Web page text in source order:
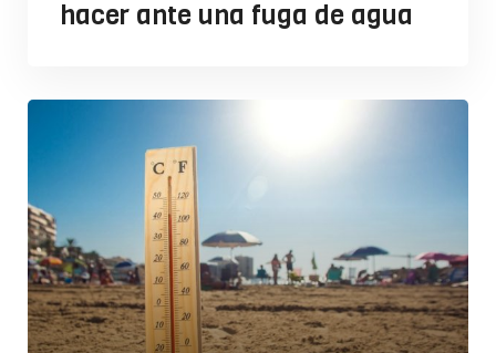
hacer ante una fuga de agua